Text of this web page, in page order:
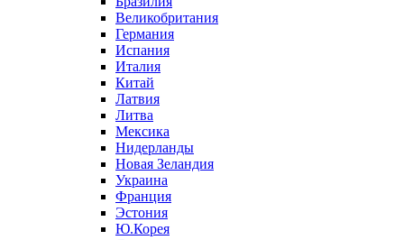
Великобритания
Германия
Испания
Италия
Китай
Латвия
Литва
Мексика
Нидерланды
Новая Зеландия
Украина
Франция
Эстония
Ю.Корея